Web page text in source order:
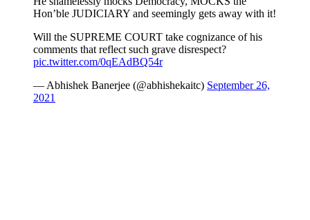
Hon’ble JUDICIARY and seemingly gets away with it!
Will the SUPREME COURT take cognizance of his
comments that reflect such grave disrespect?
pic.twitter.com/0qEAdBQ54r
— Abhishek Banerjee (@abhishekaitc) September 26,
2021